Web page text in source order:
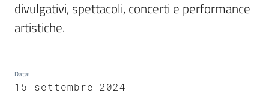
Newsletter
divulgativi, spettacoli, concerti e performance
artistiche.
Data:
15 settembre 2024